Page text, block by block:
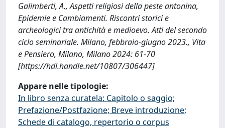
Galimberti, A., Aspetti religiosi della peste antonina,
Epidemie e Cambiamenti. Riscontri storici e
archeologici tra antichità e medioevo. Atti del secondo
ciclo seminariale. Milano, febbraio-giugno 2023., Vita
e Pensiero, Milano, Milano 2024: 61-70
[https://hdl.handle.net/10807/306447]
Appare nelle tipologie:
In libro senza curatela: Capitolo o saggio;
Prefazione/Postfazione; Breve introduzione;
Schede di catalogo, repertorio o corpus